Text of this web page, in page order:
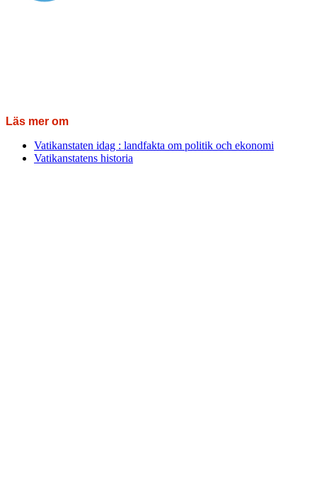
Läs mer om
Vatikanstaten idag : landfakta om politik och ekonomi
Vatikanstatens historia